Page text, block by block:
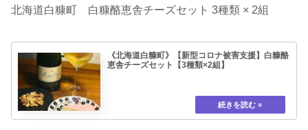
北海道白糠町 白糠酪恵舎チーズセット 3種類 × 2組
《北海道白糠町》【新型コロナ被害支援】白糠酪
恵舎チーズセット【3種類×2組】